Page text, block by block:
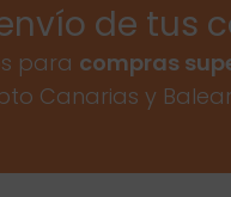
de tus
para compras
Canarias y